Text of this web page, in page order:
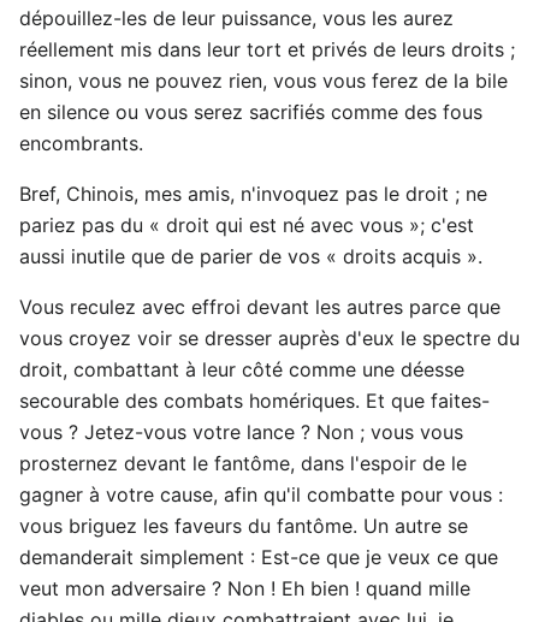
dépouillez-les de leur puissance, vous les aurez
réellement mis dans leur tort et privés de leurs droits ;
sinon, vous ne pouvez rien, vous vous ferez de la bile
en silence ou vous serez sacrifiés comme des fous
encombrants.
Bref, Chinois, mes amis, n'invoquez pas le droit ; ne
pariez pas du « droit qui est né avec vous »; c'est
aussi inutile que de parier de vos « droits acquis ».
Vous reculez avec effroi devant les autres parce que
vous croyez voir se dresser auprès d'eux le spectre du
droit, combattant à leur côté comme une déesse
secourable des combats homériques. Et que faites-
vous ? Jetez-vous votre lance ? Non ; vous vous
prosternez devant le fantôme, dans l'espoir de le
gagner à votre cause, afin qu'il combatte pour vous :
vous briguez les faveurs du fantôme. Un autre se
demanderait simplement : Est-ce que je veux ce que
veut mon adversaire ? Non ! Eh bien ! quand mille